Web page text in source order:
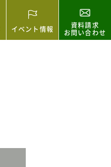
イベント情報 資料請求
お問い合わせ